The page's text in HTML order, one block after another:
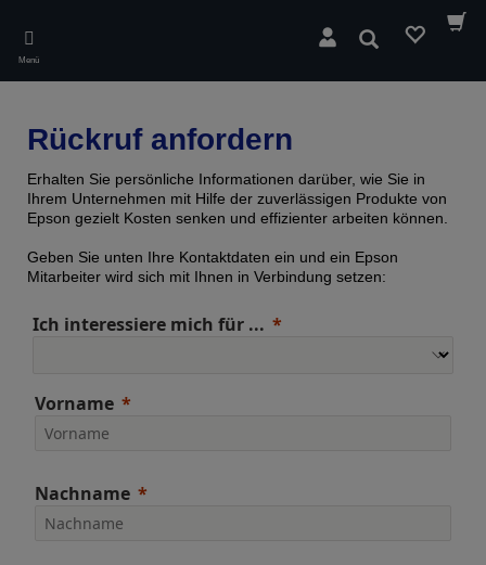
main
content
Menü
Suchen
Rückruf anfordern
Erhalten Sie persönliche Informationen darüber, wie Sie in
Ihrem Unternehmen mit Hilfe der zuverlässigen Produkte von
Epson gezielt Kosten senken und effizienter arbeiten können.
Geben Sie unten Ihre Kontaktdaten ein und ein Epson
Mitarbeiter wird sich mit Ihnen in Verbindung setzen:
Ich interessiere mich für ...
Vorname
Nachname